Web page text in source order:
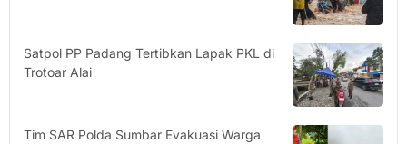
Satpol PP Padang Tertibkan Lapak PKL di
Trotoar Alai
Tim SAR Polda Sumbar Evakuasi Warga